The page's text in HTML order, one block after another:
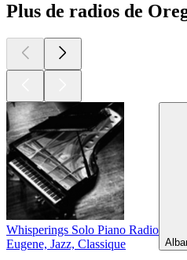
Plus de radios de
Whisperings Solo Piano Radio
Eugene, Jazz, Classique